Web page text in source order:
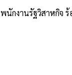
รัฐวิสาหกิจ ร้อ